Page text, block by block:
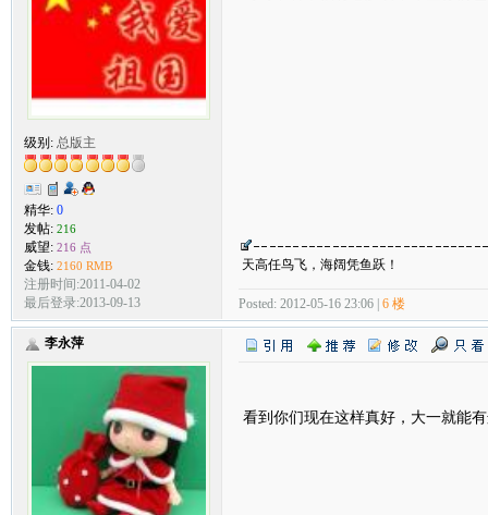
级别: 总版主
精华: 0
发帖: 216
威望: 216 点
金钱: 2160 RMB
注册时间:2011-04-02
最后登录:2013-09-13
天高任鸟飞，海阔凭鱼跃！
Posted: 2012-05-16 23:06 | 6 楼
李永萍
看到你们现在这样真好，大一就能